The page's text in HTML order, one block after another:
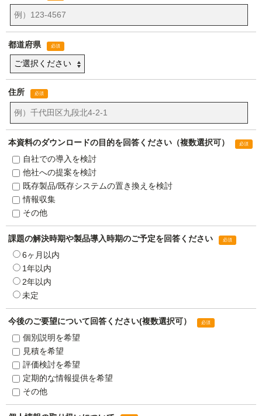
都道府県
住所
本資料のダウンロードの目的を回答ください（複数選択可）
自社での導入を検討
他社への提案を検討
既存製品/既存システムの置き換えを検討
情報収集
その他
課題の解決時期や製品導入時期のご予定を回答ください
6ヶ月以内
1年以内
2年以内
未定
今後のご要望について回答ください(複数選択可）
個別説明を希望
見積を希望
評価検討を希望
定期的な情報提供を希望
その他